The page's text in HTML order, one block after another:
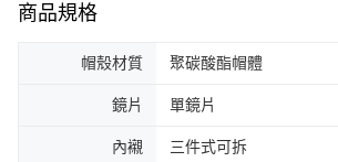
商品規格
帽殼材質 聚碳酸酯帽體
鏡片 單鏡片
內襯 三件式可拆